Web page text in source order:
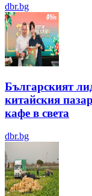
dbr.bg
Българският
китайския
кафе в света
dbr.bg